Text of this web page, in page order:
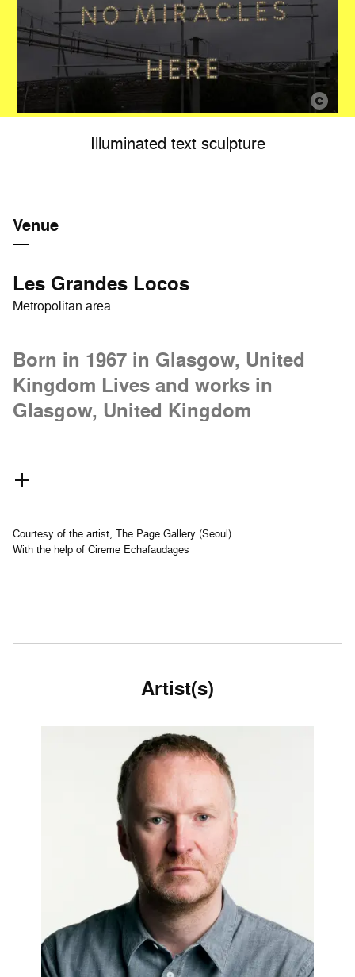
Illuminated text sculpture
Venue
Les Grandes Locos
Metropolitan area
Born in 1967 in Glasgow, United
Kingdom Lives and works in
Glasgow, United Kingdom
Courtesy of the artist, The Page Gallery (Seoul)
With the help of Cireme Echafaudages
Artist(s)